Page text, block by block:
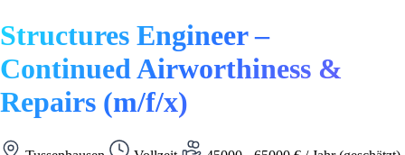
Structures Engineer –
Continued Airworthiness &
Repairs (m/f/x)